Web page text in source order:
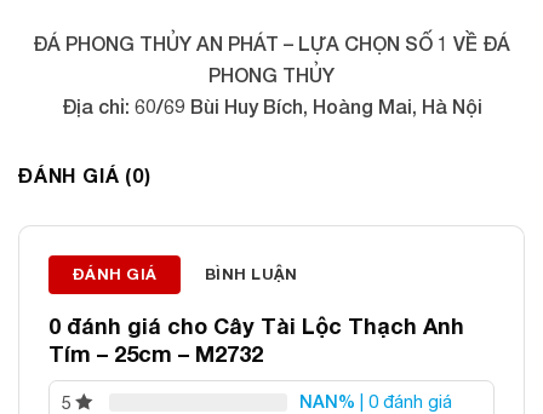
ĐÁ PHONG THỦY AN PHÁT – LỰA CHỌN SỐ 1 VỀ ĐÁ
PHONG THỦY
Địa chỉ: 60/69 Bùi Huy Bích, Hoàng Mai, Hà Nội
Email:
ĐÁNH GIÁ (0)
ĐÁNH GIÁ BÌNH LUẬN
0 đánh giá cho Cây Tài Lộc Thạch Anh
Tím – 25cm – M2732
5 NAN% | 0 đánh giá